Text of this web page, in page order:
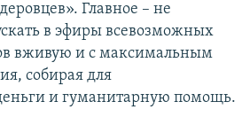
Главное – не
в эфиры всевозможных
вживую и с максимальным
собирая для
и гуманитарную помощь.